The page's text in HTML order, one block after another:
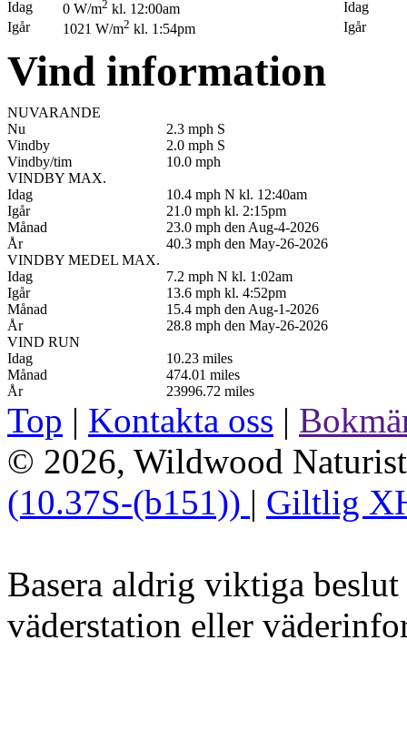
Idag
0 W/m2 kl. 12:00am
Idag
Igår
1021 W/m2 kl. 1:54pm Igår
Vind information
NUVARANDE
Nu
2.3 mph S
Vindby
2.0 mph S
Vindby/tim
10.0 mph
VINDBY MAX.
Idag
10.4 mph N kl. 12:40am
Igår
21.0 mph kl. 2:15pm
Månad
23.0 mph den Aug-4-2026
År
40.3 mph den May-26-2026
VINDBY MEDEL MAX.
Idag
7.2 mph N kl. 1:02am
Igår
13.6 mph kl. 4:52pm
Månad
15.4 mph den Aug-1-2026
År
28.8 mph den May-26-2026
VIND RUN
Idag
10.23 miles
Månad
474.01 miles
År
23996.72 miles
Top | Kontakta oss |
© 2026, Wildwood
(10.37S-(b151)) | Giltlig
Basera aldrig viktiga
väderstation eller